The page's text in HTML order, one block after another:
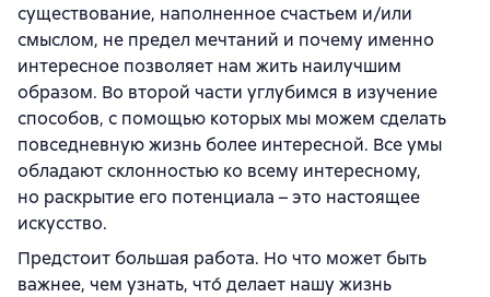
существование, наполненное счастьем и/или
смыслом, не предел мечтаний и почему именно
интересное позволяет нам жить наилучшим
образом. Во второй части углубимся в изучение
способов, с помощью которых мы можем сделать
повседневную жизнь более интересной. Все умы
обладают склонностью ко всему интересному,
но раскрытие его потенциала – это настоящее
искусство.
Предстоит большая работа. Но что может быть
важнее, чем узнать, что́ делает нашу жизнь